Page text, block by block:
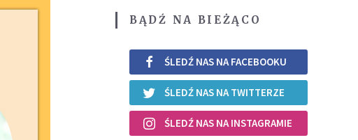
BĄDŹ NA BIEŻĄCO
ŚLEDŹ NAS NA FACEBOOKU
ŚLEDŹ NAS NA TWITTERZE
ŚLEDŹ NAS NA INSTAGRAMIE